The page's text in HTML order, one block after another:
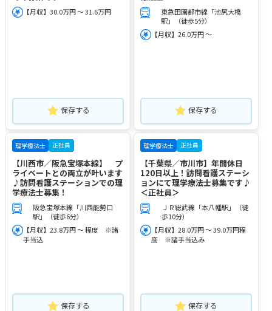
【月収】30.0万円 ～ 31.6万円
保存する
東急田園都市線「池尻大橋
駅」（徒歩5分）
【月収】26.0万円 ～
保存する
理学療法士 正社員
【川西市／阪急宝塚本線】 プ
ライベートとの両立が叶います
♪訪問看護ステーションでの理
学療法士募集！
阪急宝塚本線「川西能勢口
駅」（徒歩6分）
【月収】23.8万円 ～ 程度 ※諸
手当込
保存する
理学療法士 正社員
【千葉県／市川市】年間休日
120日以上！訪問看護ステーシ
ョンにて理学療法士募集です♪
＜正社員＞
ＪＲ総武線「本八幡駅」（徒
歩10分）
【月収】28.0万円 ～ 39.0万円程
度 ※諸手当込み
保存する